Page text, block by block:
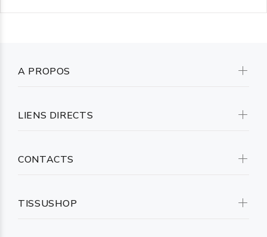
A PROPOS
LIENS DIRECTS
CONTACTS
TISSUSHOP